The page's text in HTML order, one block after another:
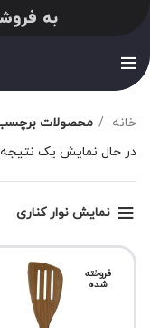
به
خانه
محصولات برچسب
در حال نمایش یک نتیجه
نمایش نوار کناری
فروخته
شده